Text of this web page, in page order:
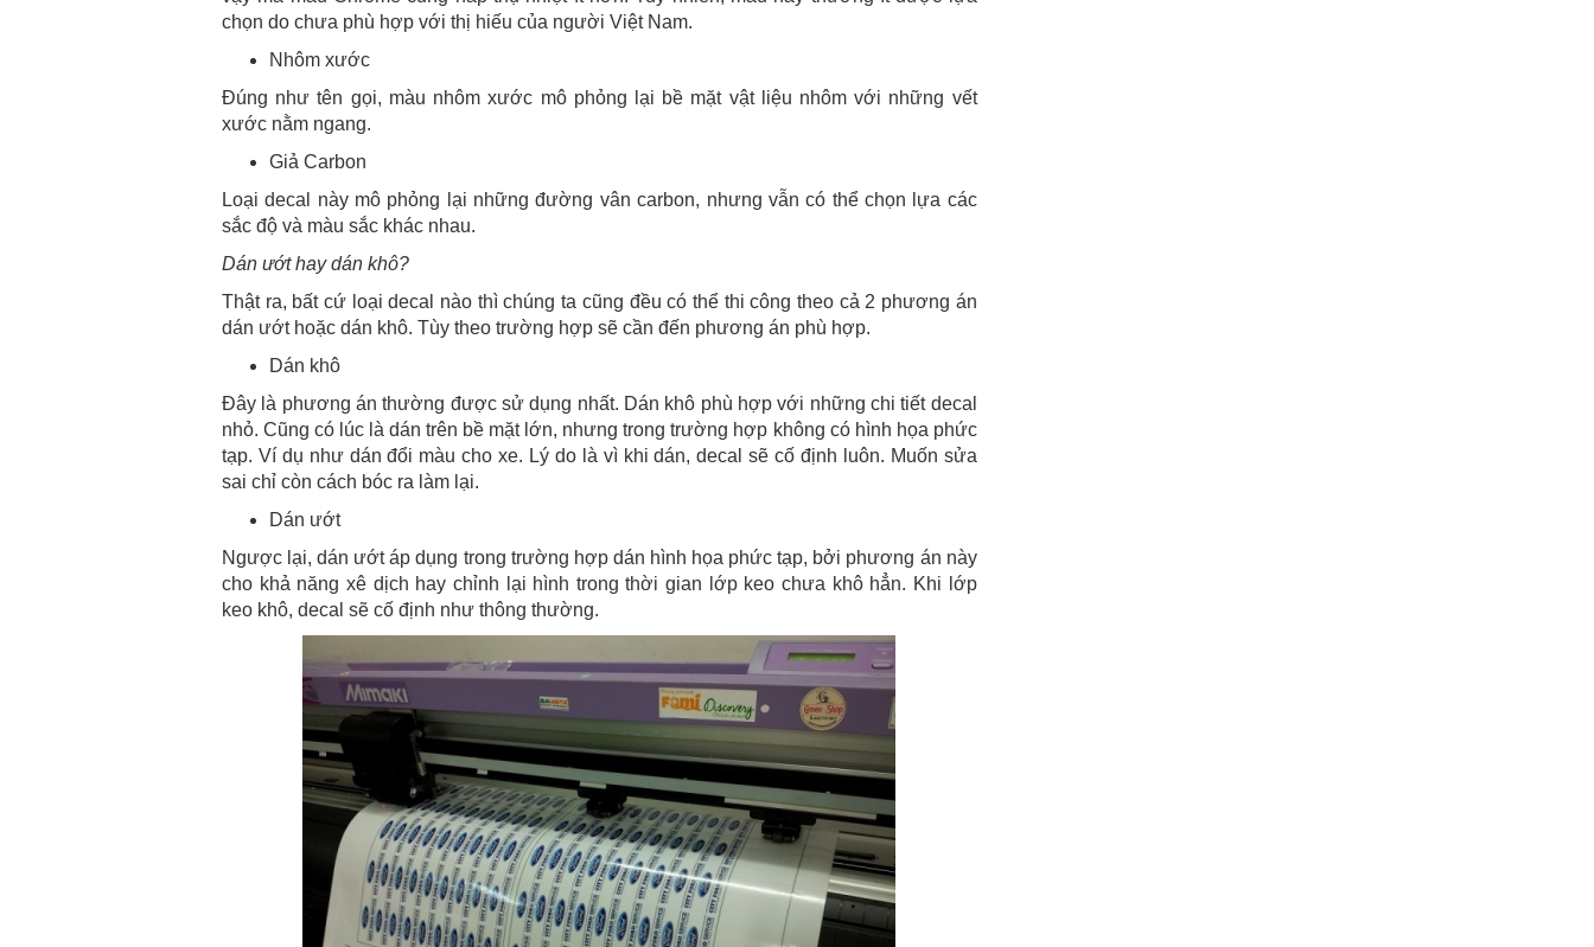
chọn do chưa phù hợp với thị hiếu của người Việt Nam.
Nhôm xước
Đúng như tên gọi, màu nhôm xước mô phỏng lại bề mặt vật liệu nhôm với những vết
xước nằm ngang.
Giả Carbon
Loại decal này mô phỏng lại những đường vân carbon, nhưng vẫn có thể chọn lựa các
sắc độ và màu sắc khác nhau.
Dán ướt hay dán khô?
Thật ra, bất cứ loại decal nào thì chúng ta cũng đều có thể thi công theo cả 2 phương án
dán ướt hoặc dán khô. Tùy theo trường hợp sẽ cần đến phương án phù hợp.
Dán khô
Đây là phương án thường được sử dụng nhất. Dán khô phù hợp với những chi tiết decal
nhỏ. Cũng có lúc là dán trên bề mặt lớn, nhưng trong trường hợp không có hình họa phức
tạp. Ví dụ như dán đổi màu cho xe. Lý do là vì khi dán, decal sẽ cố định luôn. Muốn sửa
sai chỉ còn cách bóc ra làm lại.
Dán ướt
Ngược lại, dán ướt áp dụng trong trường hợp dán hình họa phức tạp, bởi phương án này
cho khả năng xê dịch hay chỉnh lại hình trong thời gian lớp keo chưa khô hẳn. Khi lớp
keo khô, decal sẽ cố định như thông thường.